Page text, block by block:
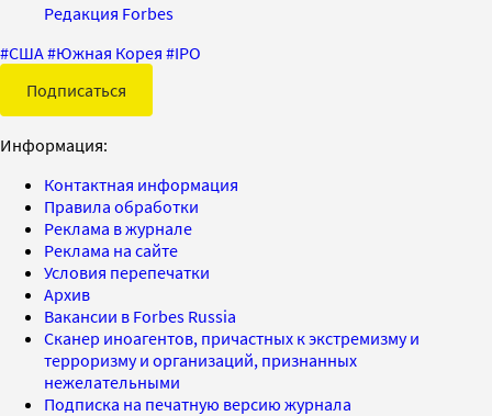
Редакция Forbes
#США#Южная Корея #IPO
Подписаться
Информация:
Контактная информация
Правила обработки
Реклама в журнале
Реклама на сайте
Условия перепечатки
Архив
Вакансии в Forbes Russia
Сканер иноагентов, причастных к экстремизму и
терроризму и организаций, признанных
нежелательными
Подписка на печатную версию журнала